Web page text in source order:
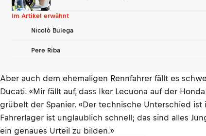
Im Artikel erwähnt
Nicolò Bulega
Pere Riba
Aber auch dem ehemaligen Rennfahrer fällt es
Ducati. «Mir fällt auf, dass Iker Lecuona auf der
grübelt der Spanier. «Der technische Unterschied
Fahrerlager ist unglaublich schnell; das sind alles
ein genaues Urteil zu bilden.»